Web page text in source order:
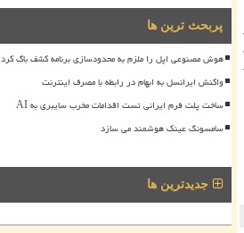
پربحث ترین ها
هوش مصنوعی اپل را ملزم به محدودسازی برنامه کشف باگ کرد
واکنش ایرانسل به ابهام در رابطه با مصرف اینترنت
ساخت پلت فرم ایرانی تست اقدامات مخرب سایبری به AI
سامسونگ عینک هوشمند می سازد
جدیدترین ها